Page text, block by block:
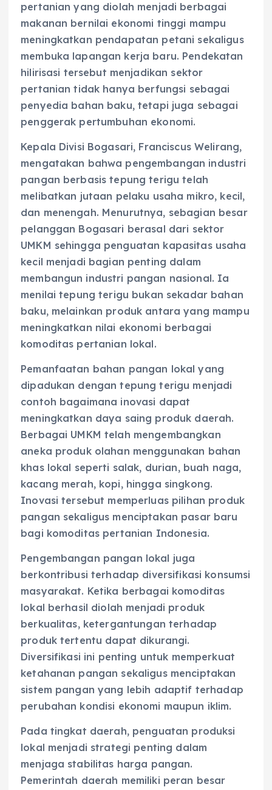
pertanian yang diolah menjadi berbagai
makanan bernilai ekonomi tinggi mampu
meningkatkan pendapatan petani sekaligus
membuka lapangan kerja baru. Pendekatan
hilirisasi tersebut menjadikan sektor
pertanian tidak hanya berfungsi sebagai
penyedia bahan baku, tetapi juga sebagai
penggerak pertumbuhan ekonomi.
Kepala Divisi Bogasari, Franciscus Welirang,
mengatakan bahwa pengembangan industri
pangan berbasis tepung terigu telah
melibatkan jutaan pelaku usaha mikro, kecil,
dan menengah. Menurutnya, sebagian besar
pelanggan Bogasari berasal dari sektor
UMKM sehingga penguatan kapasitas usaha
kecil menjadi bagian penting dalam
membangun industri pangan nasional. Ia
menilai tepung terigu bukan sekadar bahan
baku, melainkan produk antara yang mampu
meningkatkan nilai ekonomi berbagai
komoditas pertanian lokal.
Pemanfaatan bahan pangan lokal yang
dipadukan dengan tepung terigu menjadi
contoh bagaimana inovasi dapat
meningkatkan daya saing produk daerah.
Berbagai UMKM telah mengembangkan
aneka produk olahan menggunakan bahan
khas lokal seperti salak, durian, buah naga,
kacang merah, kopi, hingga singkong.
Inovasi tersebut memperluas pilihan produk
pangan sekaligus menciptakan pasar baru
bagi komoditas pertanian Indonesia.
Pengembangan pangan lokal juga
berkontribusi terhadap diversifikasi konsumsi
masyarakat. Ketika berbagai komoditas
lokal berhasil diolah menjadi produk
berkualitas, ketergantungan terhadap
produk tertentu dapat dikurangi.
Diversifikasi ini penting untuk memperkuat
ketahanan pangan sekaligus menciptakan
sistem pangan yang lebih adaptif terhadap
perubahan kondisi ekonomi maupun iklim.
Pada tingkat daerah, penguatan produksi
lokal menjadi strategi penting dalam
menjaga stabilitas harga pangan.
Pemerintah daerah memiliki peran besar